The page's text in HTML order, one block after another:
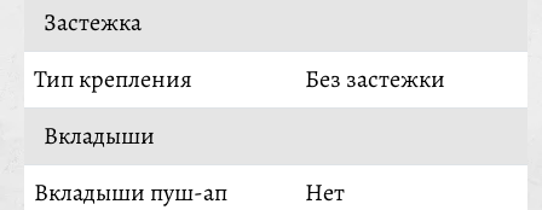
Застежка
Тип крепления
Без застежки
Вкладыши
Вкладыши пуш-ап
Нет